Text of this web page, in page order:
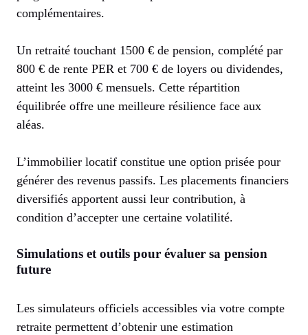
complémentaires.
Un retraité touchant 1500 € de pension, complété par
800 € de rente PER et 700 € de loyers ou dividendes,
atteint les 3000 € mensuels. Cette répartition
équilibrée offre une meilleure résilience face aux
aléas.
L’immobilier locatif constitue une option prisée pour
générer des revenus passifs. Les placements financiers
diversifiés apportent aussi leur contribution, à
condition d’accepter une certaine volatilité.
Simulations et outils pour évaluer sa pension
future
Les simulateurs officiels accessibles via votre compte
retraite permettent d’obtenir une estimation